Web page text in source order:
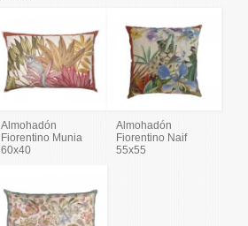
Almohadón
Fiorentino Munia
60x40
Almohadón
Fiorentino Naif
55x55